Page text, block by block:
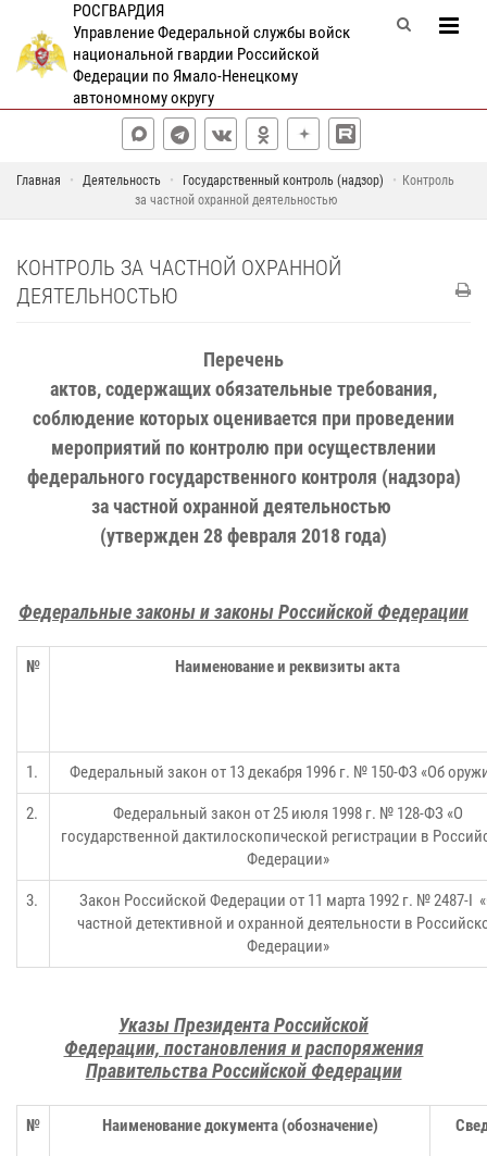
РОСГВАРДИЯ
Управление Федеральной службы войск
национальной гвардии Российской
Федерации по Ямало-Ненецкому
автономному округу
Главная Деятельность Государственный контроль (надзор)
Контроль
за частной охранной деятельностью
КОНТРОЛЬ ЗА ЧАСТНОЙ ОХРАННОЙ
ДЕЯТЕЛЬНОСТЬЮ
Перечень
актов, содержащих обязательные требования,
соблюдение которых оценивается при проведении
мероприятий по контролю при осуществлении
федерального государственного контроля (надзора)
за частной охранной деятельностью
(утвержден 28 февраля 2018 года)
Федеральные законы и законы Российской Федерации
№ Наименование и реквизиты акта
1. Федеральный закон от 13 декабря 1996 г. № 150-ФЗ «Об
2. Федеральный закон от 25 июля 1998 г. № 128-ФЗ «О
государственной дактилоскопической регистрации в
Федерации»
3. Закон Российской Федерации от 11 марта 1992 г. № 2487-I
частной детективной и охранной деятельности в
Федерации»
Указы Президента Российской
Федерации, постановления и распоряжения
Правительства Российской Федерации
№ Наименование документа (обозначение)